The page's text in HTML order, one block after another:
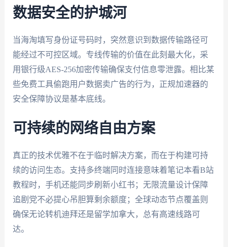
数据安全的护城河
当海淘填写身份证号码时，突然意识到数据传输路径可
能经过不可控区域。专线传输的价值在此刻最大化，采
用银行级AES-256加密传输确保支付信息零泄露。相比某
些免费工具偷跑用户数据卖广告的行为，正规加速器的
安全保障协议是基本底线。
可持续的网络自由方案
真正的技术优雅不在于临时解决方案，而在于构建可持
续的访问生态。支持多终端同时连接意味着笔记本看B站
教程时，手机还能同步刷新小红书；无限流量设计保障
追剧党不必提心吊胆算剩余额度；全球动态节点覆盖则
确保无论转机迪拜还是留学加拿大，总有高速线路可
达。